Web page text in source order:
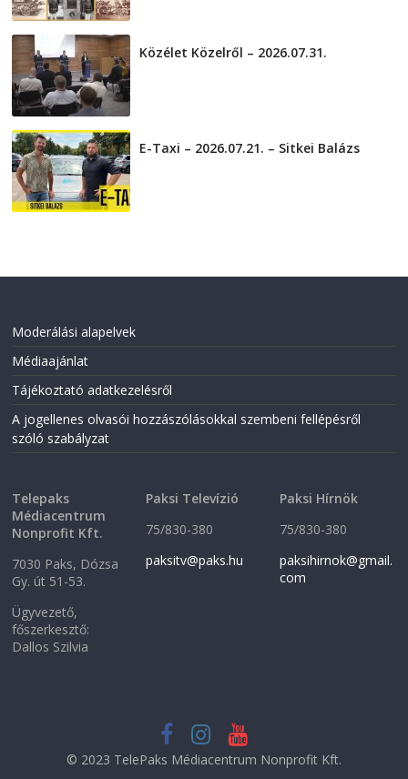
Közélet Közelről – 2026.07.31.
E-Taxi – 2026.07.21. – Sitkei Balázs
Moderálási alapelvek
Médiaajánlat
Tájékoztató adatkezelésről
A jogellenes olvasói hozzászólásokkal szembeni fellépésről
szóló szabályzat
Telepaks
Médiacentrum
Nonprofit Kft.
7030 Paks, Dózsa
Gy. út 51-53.
Ügyvezető,
főszerkesztő:
Dallos Szilvia
Paksi Televízió
75/830-380
paksitv@paks.hu
Paksi Hírnök
75/830-380
paksihirnok@gmail.
com
© 2023 TelePaks Médiacentrum Nonprofit Kft.